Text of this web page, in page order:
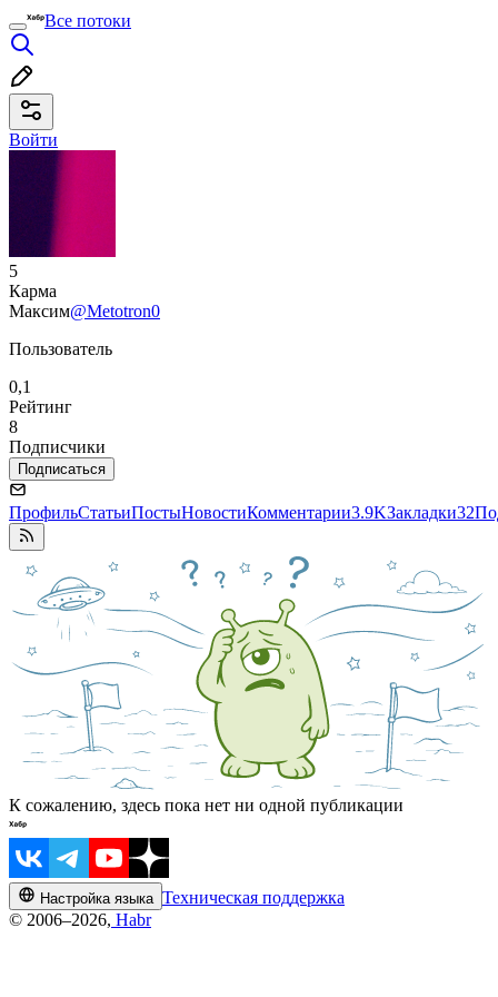
Все потоки
Войти
5
Карма
Максим@Metotron0
Пользователь
0,1
Рейтинг
8
Подписчики
Подписаться
ПрофильСтатьиПостыНовостиКомментарии3.9KЗакладки32
К сожалению, здесь пока нет ни одной публикации
Настройка языка Техническая поддержка
© 2006–2026, Habr